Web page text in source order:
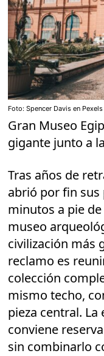
Foto: Spencer Davis en Pexels
Gran Museo
gigante junto a
Tras años de
abrió por fin sus
minutos a pie
museo
civilización más
reclamo es
colección
mismo techo,
pieza central.
conviene
sin combinarlo